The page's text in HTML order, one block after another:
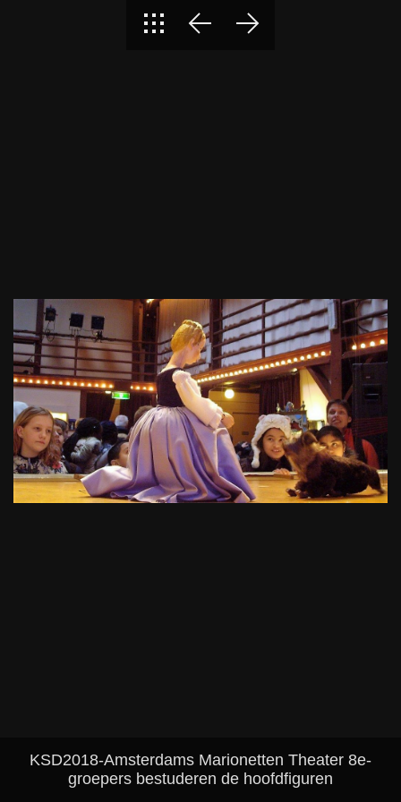
KSD2018-Amsterdams Marionetten Theater 8e-
groepers bestuderen de hoofdfiguren